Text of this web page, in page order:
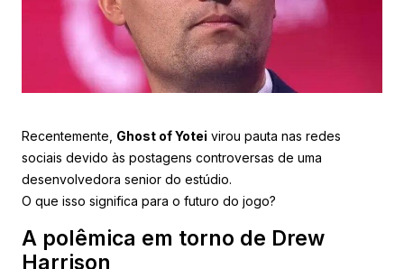
Recentemente, Ghost of Yotei virou pauta nas redes
sociais devido às postagens controversas de uma
desenvolvedora senior do estúdio.
O que isso significa para o futuro do jogo?
A polêmica em torno de Drew
Harrison